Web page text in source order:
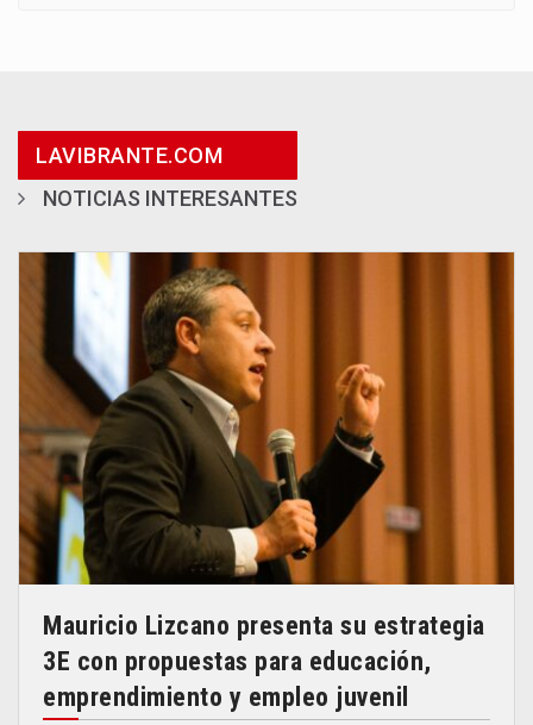
LAVIBRANTE.COM
NOTICIAS INTERESANTES
Mauricio Lizcano presenta su estrategia
3E con propuestas para educación,
emprendimiento y empleo juvenil